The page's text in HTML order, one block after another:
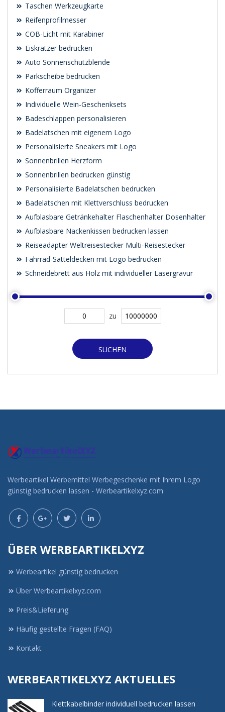
Taschen Werkzeugkarte
Reifenprofilmesser
COB-Licht mit Karabiner
Eiskratzer bedrucken
Auto Sonnenschutzblende
Parkscheibe bedrucken
Kofferraum Organizer
Individuelle Wein-Geschenksets
Badeschlappen personalisieren
Badelatschen mit eigenem Logo
Personalisierte Sneakers mit Logo
Sonnenbrillen Herzform
Sonnenbrillen bedrucken günstig
Personalisierte Badelatschen bedrucken
Badelatschen mit Klettverschluss bedrucken
Aufblasbare Getränkehalter Flaschenhalter Dosenhalter
Aufblasbare Nackenkissen bedrucken lassen
Reiseadapter Weltreisestecker Multi-Reisestecker
Fahrrad-Satteldecken mit Logo bedrucken
Schneidebrett aus Holz mit individueller Lasergravur
zu
SUCHEN
Werbeartikel Werbemittel Werbegeschenke mit Ihrem Logo
günstig bedrucken lassen - Werbeartikelxyz.com
ÜBER WERBEARTIKELXYZ
Werbeartikel günstig bedrucken
Über Werbeartikelxyz.com
Preis&Lieferung
Häufig gestellte Fragen (FAQ)
Kontakt
WERBEARTIKELXYZ AKTUELLES
Klettkabelbinder individuell bedrucken lassen